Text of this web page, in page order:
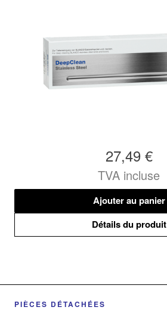
27,49 €
TVA incluse
Ajouter au panier
Détails du produit
PIÈCES DÉTACHÉES